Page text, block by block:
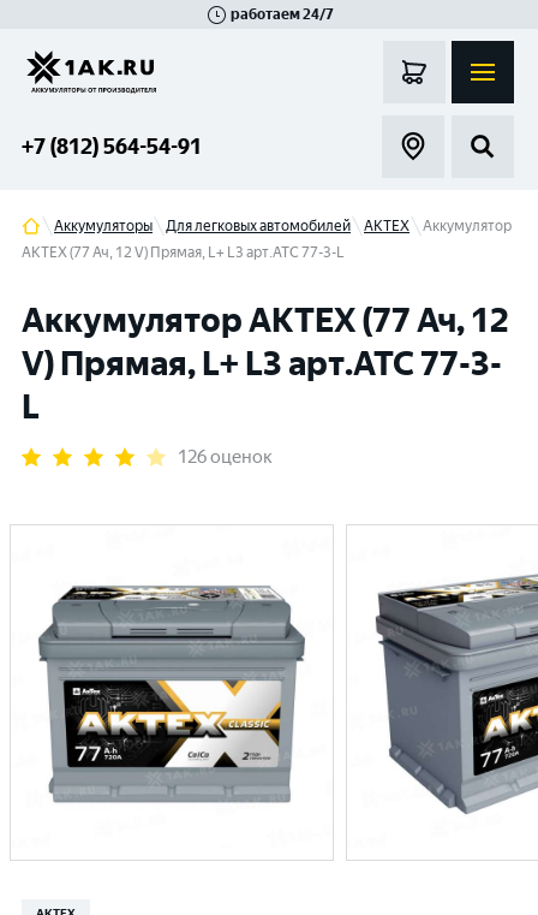
работаем 24/7
+7 (812) 564-54-91
Аккумуляторы Для легковых автомобилей AKTEX
Аккумулятор
AKTEX (77 Ач, 12 V) Прямая, L+ L3 арт.ATC 77-3-L
Аккумулятор AKTEX (77 Ач, 12
V) Прямая, L+ L3 арт.ATC 77-3-
L
126 оценок
Гатчина